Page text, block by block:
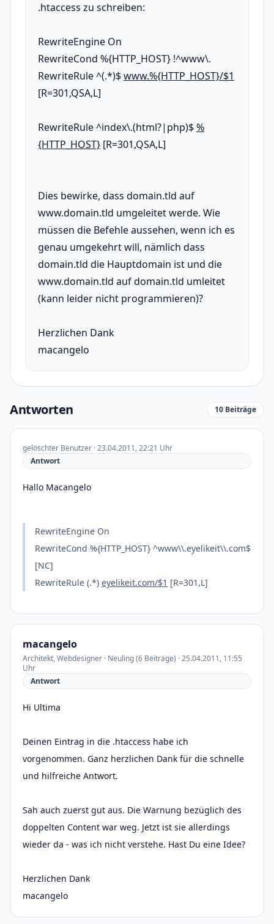
.htaccess zu schreiben:
RewriteEngine On
RewriteCond %{HTTP_HOST} !^www\.
RewriteRule ^(.*)$www.%{HTTP_HOST}/$1
[R=301,QSA,L]
RewriteRule ^index\.(html?|php)$%
{HTTP_HOST} [R=301,QSA,L]
Dies bewirke, dass domain.tld auf
www.domain.tld umgeleitet werde. Wie
müssen die Befehle aussehen, wenn ich es
genau umgekehrt will, nämlich dass
domain.tld die Hauptdomain ist und die
www.domain.tld auf domain.tld umleitet
(kann leider nicht programmieren)?
Herzlichen Dank
macangelo
Antworten 10 Beiträge
gelöschter Benutzer · 23.04.2011, 22:21 Uhr
Antwort
Hallo Macangelo
RewriteEngine On
RewriteCond %{HTTP_HOST} ^www\\.eyelikeit\\.com$
[NC]
RewriteRule (.*) eyelikeit.com/$1 [R=301,L]
macangelo
Architekt, Webdesigner · Neuling (6 Beiträge) · 25.04.2011, 11:55
Uhr
Antwort
Hi Ultima
Deinen Eintrag in die .htaccess habe ich
vorgenommen. Ganz herzlichen Dank für die schnelle
und hilfreiche Antwort.
Sah auch zuerst gut aus. Die Warnung bezüglich des
doppelten Content war weg. Jetzt ist sie allerdings
wieder da - was ich nicht verstehe. Hast Du eine Idee?
Herzlichen Dank
macangelo